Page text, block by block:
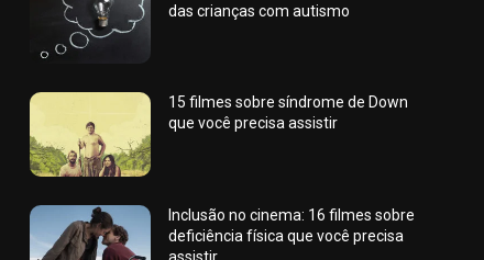
das crianças com autismo
15 filmes sobre síndrome de Down
que você precisa assistir
Inclusão no cinema: 16 filmes sobre
deficiência física que você precisa